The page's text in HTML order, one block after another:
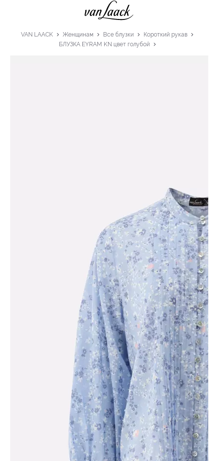
VAN LAACK Женщинам Все блузки
Короткий рукав
БЛУЗКА EYRAM KN цвет голубой